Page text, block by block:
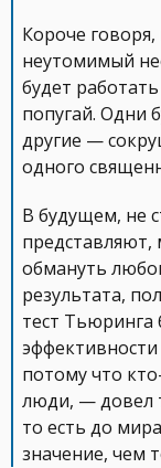
Короче
неутомимый
будет
попугай. Одни
другие —
одного
В будущем, не
обмануть
результата,
тест Тьюринга
потому что
люди, — довел
то есть до
значение, чем